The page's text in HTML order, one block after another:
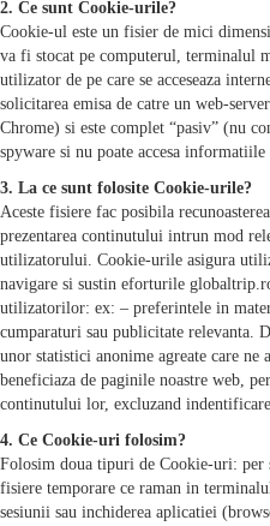
2. Ce sunt Cookie-urile?
Cookie-ul este un fisier de mici
va fi stocat pe computerul, terminalul
utilizator de pe care se acceseaza
solicitarea emisa de catre un web-
Chrome) si este complet “pasiv” (nu
spyware si nu poate accesa
3. La ce sunt folosite Cookie-urile?
Aceste fisiere fac posibila
prezentarea continutului intrun mod
utilizatorului. Cookie-urile asigura
navigare si sustin eforturile
utilizatorilor: ex: – preferintele in
cumparaturi sau publicitate relevanta.
unor statistici anonime agreate care
beneficiaza de paginile noastre web,
continutului lor, excluzand
4. Ce Cookie-uri folosim?
Folosim doua tipuri de Cookie-uri: per
fisiere temporare ce raman in
sesiunii sau inchiderea aplicatiei